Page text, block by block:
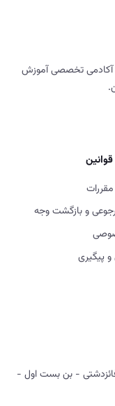
آکادمی تخصصی آموزش
و بازگشت وجه
و پیگیری
- بن بست اول -